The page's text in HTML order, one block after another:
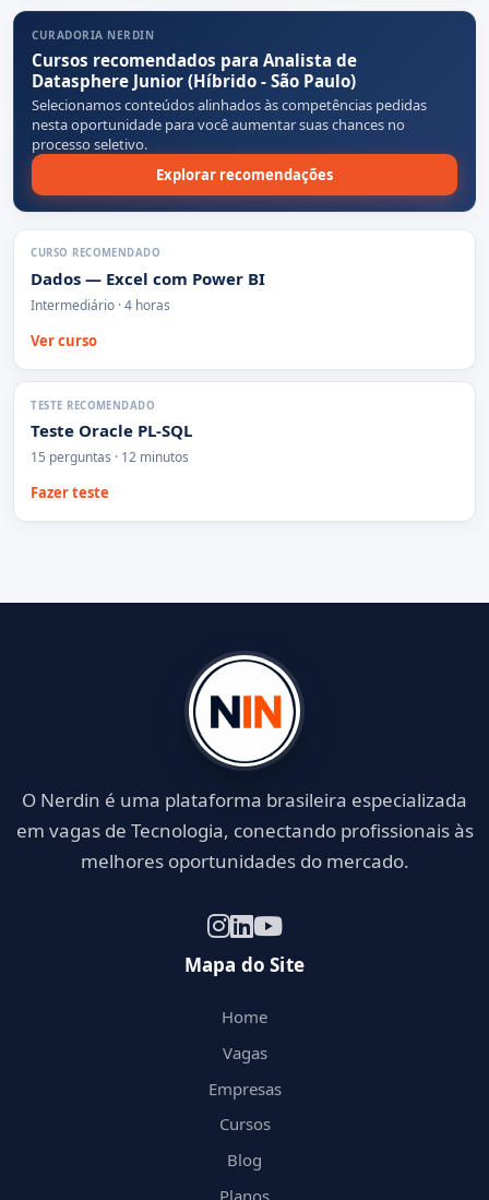
CURADORIA NERDIN
Cursos recomendados para Analista de
Datasphere Junior (Híbrido - São Paulo)
Selecionamos conteúdos alinhados às competências pedidas
nesta oportunidade para você aumentar suas chances no
processo seletivo.
Explorar recomendações
CURSO RECOMENDADO
Dados — Excel com Power BI
Intermediário · 4 horas
Ver curso
TESTE RECOMENDADO
Teste Oracle PL-SQL
15 perguntas · 12 minutos
Fazer teste
O Nerdin é uma plataforma brasileira especializada
em vagas de Tecnologia, conectando profissionais às
melhores oportunidades do mercado.
Mapa do Site
Home
Vagas
Empresas
Cursos
Blog
Planos